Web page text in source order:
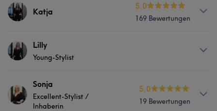
Portfolio
Services
Was unsere Kunden über Eugenia sagen
Katja
5.0
169 Bewertungen
Services
Was unsere Kunden über Katja sagen
Lilly
Young-Stylist
Services
Friseur
Sonja
Excellent-Stylist /
Inhaberin
5.0
19 Bewertungen